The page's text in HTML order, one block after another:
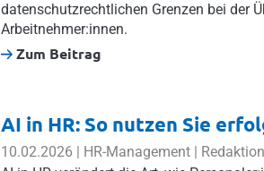
datenschutzrechtlichen Grenzen bei der
Arbeitnehmer:innen.
Zum Beitrag
AI in HR: So nutzen Sie
10.02.2026 | HR-Management |